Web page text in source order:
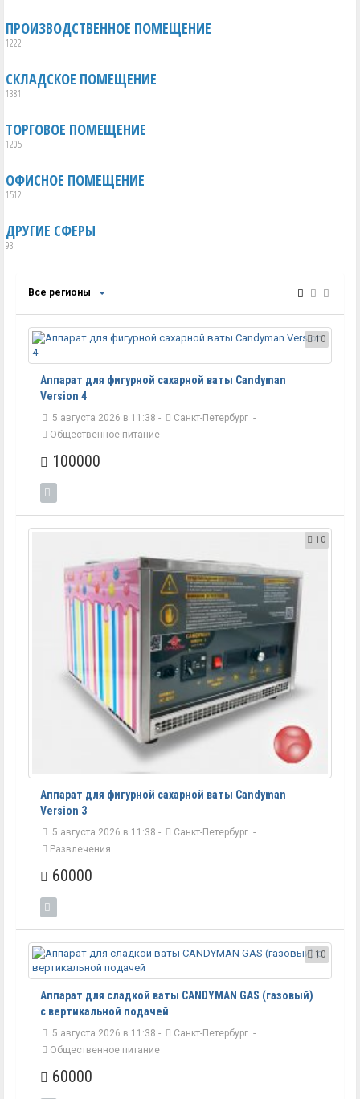
ПРОИЗВОДСТВЕННОЕ ПОМЕЩЕНИЕ
1222
СКЛАДСКОЕ ПОМЕЩЕНИЕ
1381
ТОРГОВОЕ ПОМЕЩЕНИЕ
1205
ОФИСНОЕ ПОМЕЩЕНИЕ
1512
ДРУГИЕ СФЕРЫ
93
Все регионы
10
Аппарат для фигурной сахарной ваты Candyman
Version 4
5 августа 2026 в 11:38 - Санкт-Петербург -
Общественное питание
100000
10
Аппарат для фигурной сахарной ваты Candyman
Version 3
5 августа 2026 в 11:38 - Санкт-Петербург -
Развлечения
60000
10
Аппарат для сладкой ваты CANDYMAN GAS (газовый)
с вертикальной подачей
5 августа 2026 в 11:38 - Санкт-Петербург -
Общественное питание
60000